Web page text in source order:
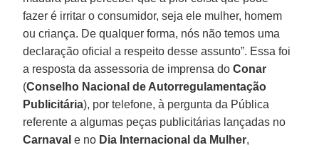
fazer é irritar o consumidor, seja ele mulher, homem
ou criança. De qualquer forma, nós não temos uma
declaração oficial a respeito desse assunto”. Essa foi
a resposta da assessoria de imprensa doConar
(Conselho Nacional de Autorregulamentação
Publicitária), por telefone, à pergunta da Pública
referente a algumas peças publicitárias lançadas no
Carnaval e no Dia Internacional da Mulher,